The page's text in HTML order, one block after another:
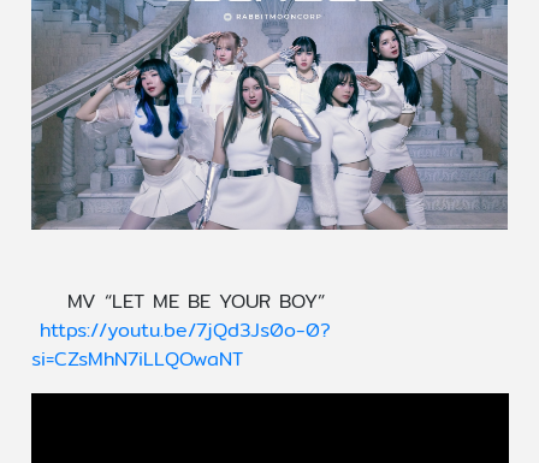
MV “LET ME BE YOUR BOY”
https://youtu.be/7jQd3Js0o-0?
si=CZsMhN7iLLQOwaNT